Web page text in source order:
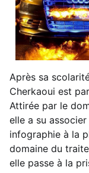
Après sa
Cherkaoui est
Attirée par le
elle a su
infographie à la
domaine du
elle passe à la